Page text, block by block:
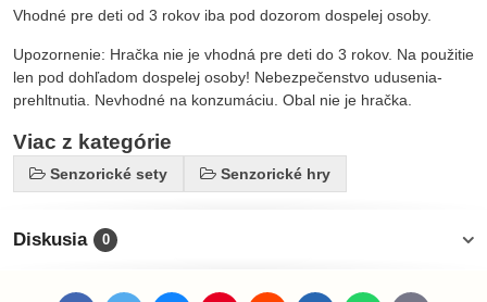
Vhodné pre deti od 3 rokov iba pod dozorom dospelej osoby.
Upozornenie: Hračka nie je vhodná pre deti do 3 rokov. Na použitie
len pod dohľadom dospelej osoby! Nebezpečenstvo udusenia-
prehltnutia. Nevhodné na konzumáciu. Obal nie je hračka.
Viac z kategórie
Senzorické sety Senzorické hry
Diskusia 0